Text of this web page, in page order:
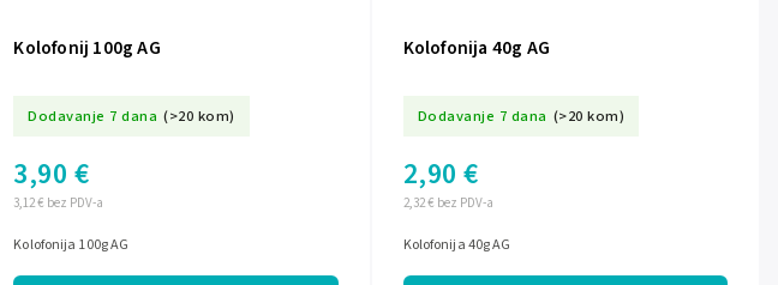
Kolofonij 100g AG
Dodavanje 7 dana (>20 kom)
3,12 € bez PDV-a
3,90 €
Kolofonija 100g AG
Kolofonija 40g AG
Dodavanje 7 dana (>20 kom)
2,32 € bez PDV-a
2,90 €
Kolofonija 40g AG